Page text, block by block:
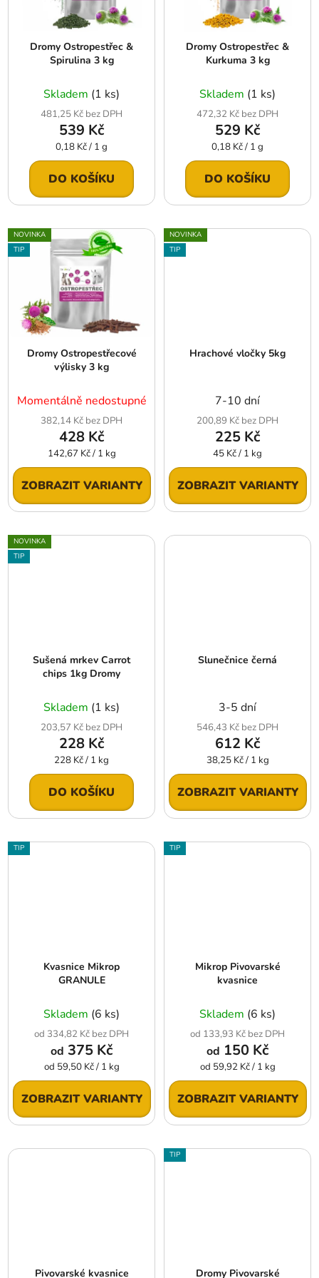
Dromy Ostropestřec &
Spirulina 3 kg
Skladem (1 ks)
481,25 Kč bez DPH
539 Kč
Měrná
cena:
0,18 Kč / 1 g
DO KOŠÍKU
Dromy Ostropestřec &
Kurkuma 3 kg
Skladem (1 ks)
472,32 Kč bez DPH
529 Kč
Měrná
cena:
0,18 Kč / 1 g
DO KOŠÍKU
NOVINKA
TIP
Dromy Ostropestřecové
výlisky 3 kg
Momentálně nedostupné
382,14 Kč bez DPH
428 Kč
Měrná
cena:
142,67 Kč / 1 kg
ZOBRAZIT VARIANTY
NOVINKA
TIP
Hrachové vločky 5kg
7-10 dní
200,89 Kč bez DPH
225 Kč
Měrná
cena:
45 Kč / 1 kg
ZOBRAZIT VARIANTY
NOVINKA
TIP
Sušená mrkev Carrot
chips 1kg Dromy
Skladem (1 ks)
203,57 Kč bez DPH
228 Kč
Měrná
cena:
228 Kč / 1 kg
DO KOŠÍKU
Slunečnice černá
3-5 dní
546,43 Kč bez DPH
612 Kč
Měrná
cena:
38,25 Kč / 1 kg
ZOBRAZIT VARIANTY
TIP
Kvasnice Mikrop
GRANULE
Skladem (6 ks)
od 334,82 Kč bez DPH
od 375 Kč
Měrná
cena:
od 59,50 Kč / 1 kg
ZOBRAZIT VARIANTY
TIP
Mikrop Pivovarské
kvasnice
Skladem (6 ks)
od 133,93 Kč bez DPH
od 150 Kč
Měrná
cena:
od 59,92 Kč / 1 kg
ZOBRAZIT VARIANTY
Pivovarské kvasnice
TIP
Dromy Pivovarské